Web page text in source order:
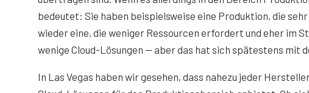
bedeutet: Sie haben beispielsweise eine Produktion, die
wieder eine, die weniger Ressourcen erfordert und eher im
wenige Cloud-Lösungen — aber das hat sich spätestens mit
In Las Vegas haben wir gesehen, dass nahezu jeder